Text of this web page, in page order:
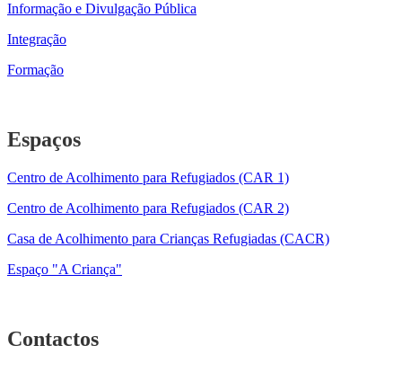
Informação e Divulgação Pública
Integração
Formação
Espaços
Centro de Acolhimento para Refugiados (CAR 1)
Centro de Acolhimento para Refugiados (CAR 2)
Casa de Acolhimento para Crianças Refugiadas (CACR)
Espaço "A Criança"
Contactos